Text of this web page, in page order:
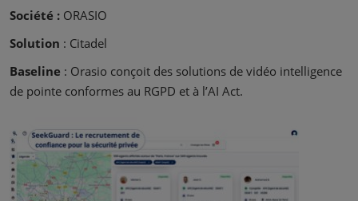
Société : ORASIO
Solution : Citadel
Baseline : Orasio conçoit des solutions de vidéo intelligence
de pointe conformes au RGPD et à l’AI Act.